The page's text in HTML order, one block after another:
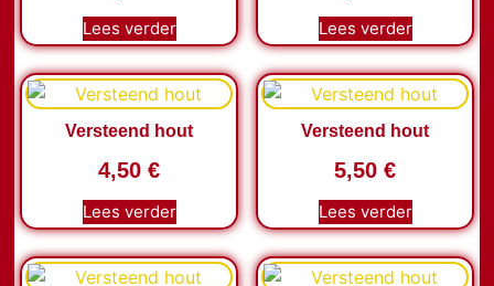
Lees verder Lees verder
Versteend hout
4,50 €
Lees verder
Versteend hout
5,50 €
Lees verder